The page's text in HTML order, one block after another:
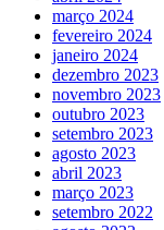
março 2024
fevereiro 2024
janeiro 2024
dezembro 2023
novembro 2023
outubro 2023
setembro 2023
agosto 2023
abril 2023
março 2023
setembro 2022